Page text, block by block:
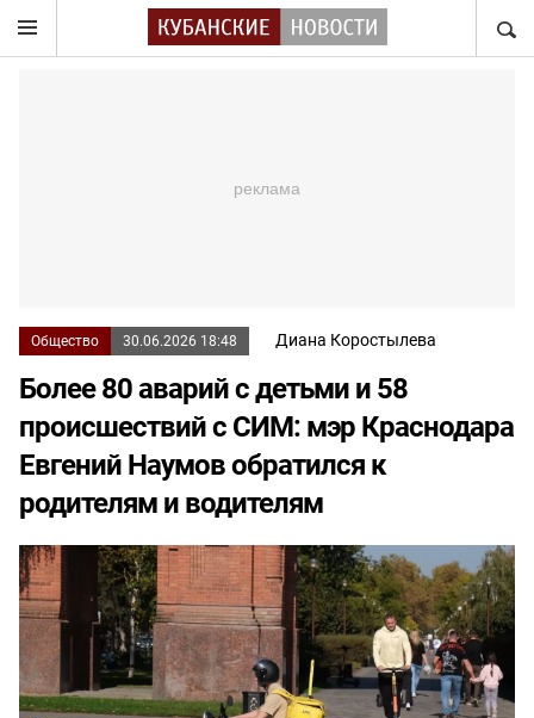
Общество 30.06.2026 18:48 Диана Коростылева
Более 80 аварий с детьми и 58
происшествий с СИМ: мэр Краснодара
Евгений Наумов обратился к
родителям и водителям